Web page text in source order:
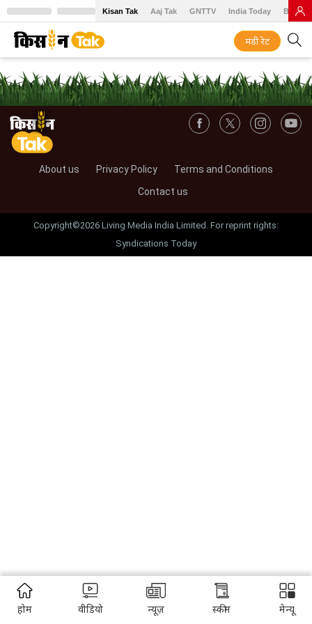
Kisan Tak Aaj Tak GNTTV India Today BT
मंडी रेट
About us Privacy Policy
Terms and Conditions
Contact us
Copyright©2026 Living Media India Limited. For reprint rights:
Syndications Today
होम वीडियो न्यूज़ स्कीम मेन्यू